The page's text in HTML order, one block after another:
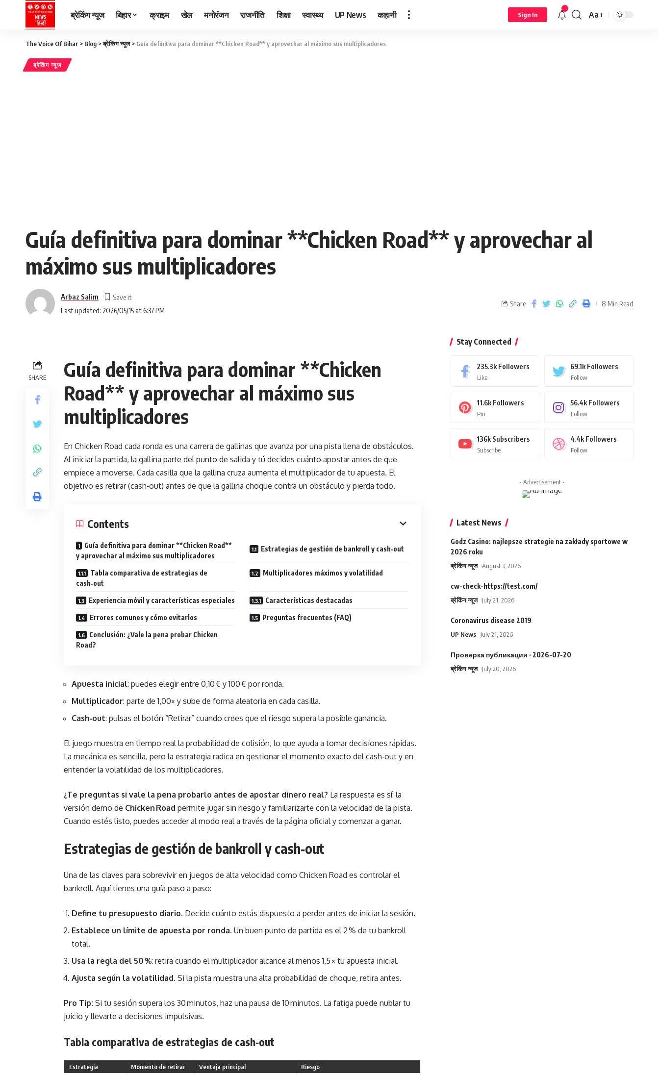
ब्रेकिंग न्यूज बिहार क्राइम खेल मनोरंजन राजनीति शिक्षा स्वास्थ्य UP News कहानी Sign In Aa
The Voice Of Bihar > Blog >ब्रेकिंग न्यूज> Guía definitiva para dominar **Chicken Road** y aprovechar al máximo sus multiplicadores
ब्रेकिंग न्यूज
Guía definitiva para dominar **Chicken Road** y aprovechar al
máximo sus multiplicadores
Last updated: 2026/05/15 at 6:37 PM
Arbaz Salim
Share 8 Min Read
SHARE
Guía definitiva para dominar **Chicken
Road** y aprovechar al máximo sus
multiplicadores
En Chicken Road cada ronda es una carrera de gallinas que avanza por una pista llena de obstáculos.
Al iniciar la partida, la gallina parte del punto de salida y tú decides cuánto apostar antes de que
empiece a moverse. Cada casilla que la gallina cruza aumenta el multiplicador de tu apuesta. El
objetivo es retirar (cash‑out) antes de que la gallina choque contra un obstáculo y pierda todo.
Contents
Guía definitiva para dominar **Chicken Road**
y aprovechar al máximo sus multiplicadores
Estrategias de gestión de bankroll y cash‑out
Tabla comparativa de estrategias de
cash‑out
Multiplicadores máximos y volatilidad
Experiencia móvil y características especiales Características destacadas
Errores comunes y cómo evitarlos Preguntas frecuentes (FAQ)
Conclusión: ¿Vale la pena probar Chicken
Road?
Apuesta inicial: puedes elegir entre 0,10 € y 100 € por ronda.
Multiplicador: parte de 1,00× y sube de forma aleatoria en cada casilla.
Cash‑out: pulsas el botón “Retirar” cuando crees que el riesgo supera la posible ganancia.
El juego muestra en tiempo real la probabilidad de colisión, lo que ayuda a tomar decisiones rápidas.
La mecánica es sencilla, pero la estrategia radica en gestionar el momento exacto del cash‑out y en
entender la volatilidad de los multiplicadores.
¿Te preguntas si vale la pena probarlo antes de apostar dinero real? La respuesta es sí: la
versión demo de Chicken Road permite jugar sin riesgo y familiarizarte con la velocidad de la pista.
Cuando estés listo, puedes acceder al modo real a través de la página oficial y comenzar a ganar.
Estrategias de gestión de bankroll y cash‑out
Una de las claves para sobrevivir en juegos de alta velocidad como Chicken Road es controlar el
bankroll. Aquí tienes una guía paso a paso:
Define tu presupuesto diario. Decide cuánto estás dispuesto a perder antes de iniciar la sesión.
Establece un límite de apuesta por ronda. Un buen punto de partida es el 2 % de tu bankroll
total.
Usa la regla del 50 %: retira cuando el multiplicador alcance al menos 1,5 × tu apuesta inicial.
Ajusta según la volatilidad. Si la pista muestra una alta probabilidad de choque, retira antes.
Pro Tip: Si tu sesión supera los 30 minutos, haz una pausa de 10 minutos. La fatiga puede nublar tu
juicio y llevarte a decisiones impulsivas.
Tabla comparativa de estrategias de cash‑out
Estrategia Momento de retirar Ventaja principal Riesgo
Stay Connected
235.3k Followers
Like
69.1k Followers
Follow
11.6k Followers
Pin
56.4k Followers
Follow
136k Subscribers
Subscribe
4.4k Followers
Follow
- Advertisement -
Latest News
Godz Casino: najlepsze strategie na zakłady sportowe w
2026 roku
ब्रेकिंग न्यूज August 3, 2026
cw-check-https://test.com/
ब्रेकिंग न्यूज July 21, 2026
Coronavirus disease 2019
UP News July 21, 2026
Проверка публикации · 2026-07-20
ब्रेकिंग न्यूज July 20, 2026